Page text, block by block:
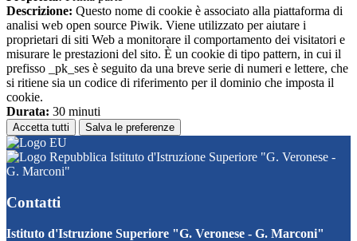
Descrizione: Questo nome di cookie è associato alla piattaforma di
analisi web open source Piwik. Viene utilizzato per aiutare i
proprietari di siti Web a monitorare il comportamento dei visitatori e
misurare le prestazioni del sito. È un cookie di tipo pattern, in cui il
prefisso _pk_ses è seguito da una breve serie di numeri e lettere, che
si ritiene sia un codice di riferimento per il dominio che imposta il
cookie.
Durata: 30 minuti
Accetta tutti Salva le preferenze
Istituto d'Istruzione Superiore "G. Veronese -
G. Marconi"
Contatti
Istituto d'Istruzione Superiore "G. Veronese - G. Marconi"